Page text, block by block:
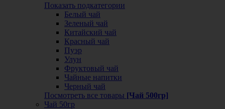
Показать подкатегории
Белый чай
Зеленый чай
Китайский чай
Красный чай
Пуэр
Улун
Фруктовый чай
Чайные напитки
Черный чай
Посмотреть все товары [Чай 500гр]
Чай 50гр